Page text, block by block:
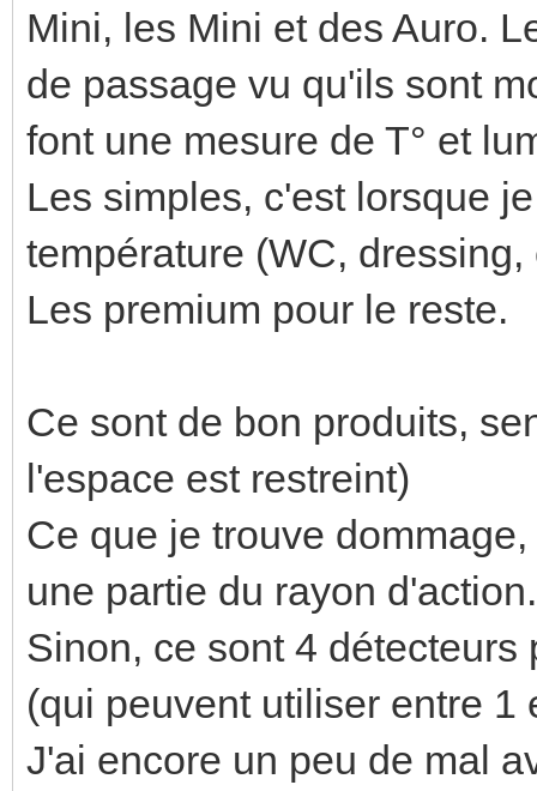
Mini, les Mini et des Auro.
de passage vu qu'ils sont
font une mesure de T° et
Les simples, c'est lorsque
température (WC,
Les premium pour le reste.
Ce sont de bon produits,
l'espace est restreint)
Ce que je trouve
une partie du rayon
Sinon, ce sont 4
(qui peuvent utiliser entre 1
J'ai encore un peu de mal